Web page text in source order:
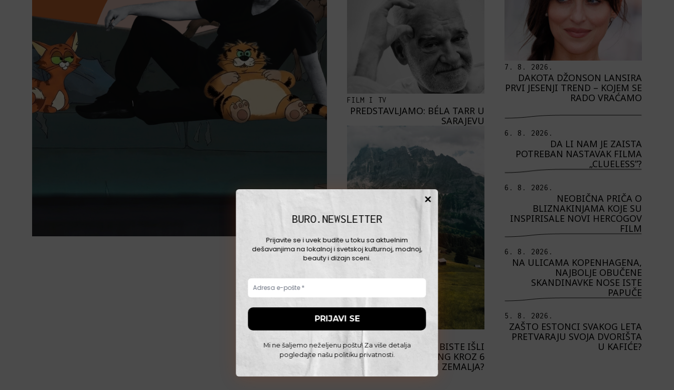
FILM I TV
PREDSTAVLJAMO: BÉLA TARR U
SARAJEVU
PUTOVANJA
WOLF TRAIL: DA LI BISTE IŠLI
NA HAJKING KROZ 6
EVROPSKIH ZEMALJA?
7. 8. 2026.
DAKOTA DŽONSON LANSIRA
PRVI JESENJI TREND – KOJEM SE
RADO VRAĆAMO
6. 8. 2026.
DA LI NAM JE ZAISTA
POTREBAN NASTAVAK FILMA
„CLUELESS”?
6. 8. 2026.
NEOBIČNA PRIČA O
BLIZNAKINJAMA KOJE SU
INSPIRISALE NOVI HERCOGOV
FILM
6. 8. 2026.
NA ULICAMA KOPENHAGENA,
NAJBOLJE OBUČENE
SKANDINAVKE NOSE ISTE
PAPUČE
5. 8. 2026.
ZAŠTO ESTONCI SVAKOG LETA
PRETVARAJU SVOJA DVORIŠTA
U KAFIĆE?
BURO.NEWSLETTER
Prijavite se i uvek budite u toku sa aktuelnim
dešavanjima na lokalnoj i svetskoj kulturnoj, modnoj,
beauty i dizajn sceni.
Mi ne šaljemo neželjenu poštu! Za više detalja
pogledajte našu politiku privatnosti.